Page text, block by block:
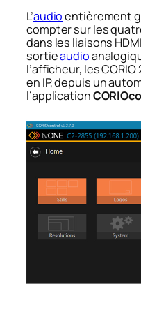
L’audioentièrement
compter sur les
dans les liaisons
sortieaudio
l’afficheur, les
en IP, depuis un
l’application